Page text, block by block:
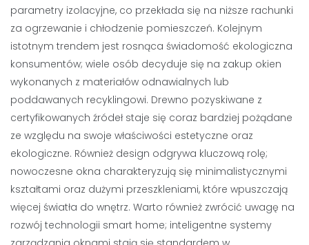
parametry izolacyjne, co przekłada się na niższe rachunki
za ogrzewanie i chłodzenie pomieszczeń. Kolejnym
istotnym trendem jest rosnąca świadomość ekologiczna
konsumentów; wiele osób decyduje się na zakup okien
wykonanych z materiałów odnawialnych lub
poddawanych recyklingowi. Drewno pozyskiwane z
certyfikowanych źródeł staje się coraz bardziej pożądane
ze względu na swoje właściwości estetyczne oraz
ekologiczne. Również design odgrywa kluczową rolę;
nowoczesne okna charakteryzują się minimalistycznymi
kształtami oraz dużymi przeszkleniami, które wpuszczają
więcej światła do wnętrz. Warto również zwrócić uwagę na
rozwój technologii smart home; inteligentne systemy